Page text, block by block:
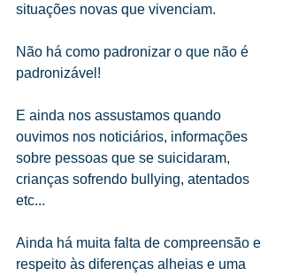
situações novas que vivenciam.
Não há como padronizar o que não é
padronizável!
E ainda nos assustamos quando
ouvimos nos noticiários, informações
sobre pessoas que se suicidaram,
crianças sofrendo bullying, atentados
etc...
Ainda há muita falta de compreensão e
respeito às diferenças alheias e uma